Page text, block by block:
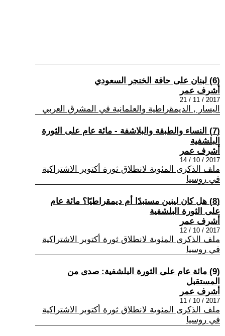
(6) لبنان على حافة الخنجر السعودي
أشرف عمر
2017 / 11 / 21
اليسار , الديمقراطية والعلمانية في المشرق العربي
(7) النساء والطبقة والبلاشفة - مائة عام على الثورة
البلشفية
أشرف عمر
2017 / 10 / 14
ملف الذكرى المئوية لانطلاق ثورة أكتوبر الاشتراكية
في روسيا
(8) هل كان لينين مستبدًا أم ديمقراطيًا؟ مائة عام
على الثورة البلشفية
أشرف عمر
2017 / 10 / 12
ملف الذكرى المئوية لانطلاق ثورة أكتوبر الاشتراكية
في روسيا
(9) مائة عام على الثورة البلشفية: صدى من
المستقبل
أشرف عمر
2017 / 10 / 11
ملف الذكرى المئوية لانطلاق ثورة أكتوبر الاشتراكية
في روسيا